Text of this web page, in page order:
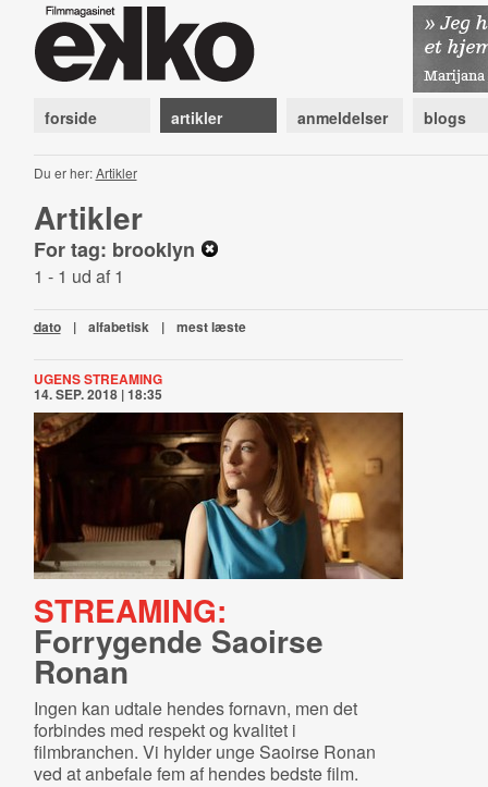
forside artikler anmeldelser blogs
Du er her:Artikler
Artikler
For tag: brooklyn
1 - 1 ud af 1
dato | alfabetisk | mest læste
UGENS STREAMING
14. SEP. 2018 | 18:35
STREAMING:
Forrygende Saoirse
Ronan
Ingen kan udtale hendes fornavn, men det
forbindes med respekt og kvalitet i
filmbranchen. Vi hylder unge Saoirse Ronan
ved at anbefale fem af hendes bedste film.